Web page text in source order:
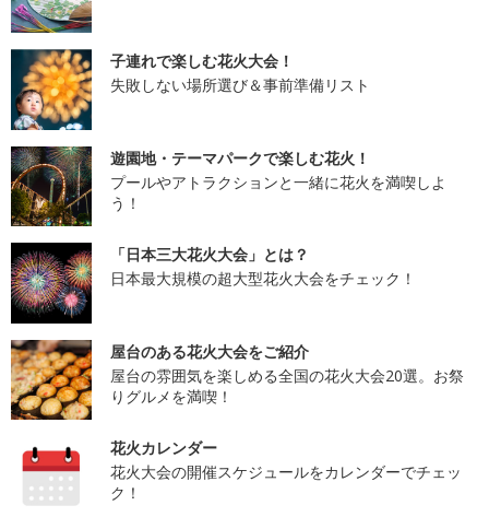
子連れで楽しむ花火大会！
失敗しない場所選び＆事前準備リスト
遊園地・テーマパークで楽しむ花火！
プールやアトラクションと一緒に花火を満喫しよ
う！
「日本三大花火大会」とは？
日本最大規模の超大型花火大会をチェック！
屋台のある花火大会をご紹介
屋台の雰囲気を楽しめる全国の花火大会20選。お祭
りグルメを満喫！
花火カレンダー
花火大会の開催スケジュールをカレンダーでチェッ
ク！